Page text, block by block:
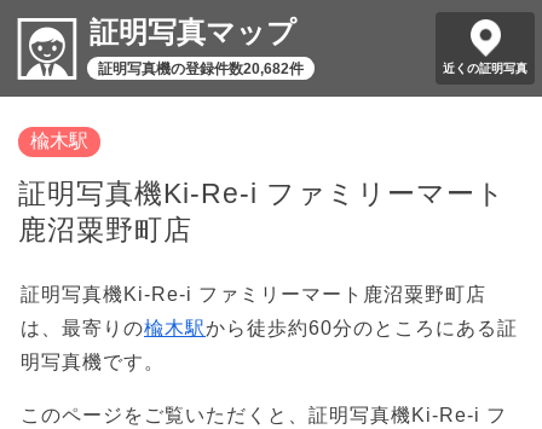
証明写真マップ
証明写真機の登録件数20,682件 近くの証明写真
楡木駅
証明写真機Ki-Re-i ファミリーマート
鹿沼粟野町店
証明写真機Ki-Re-i ファミリーマート鹿沼粟野町店
は、最寄りの楡木駅から徒歩約60分のところにある証
明写真機です。
このページをご覧いただくと、証明写真機Ki-Re-i フ